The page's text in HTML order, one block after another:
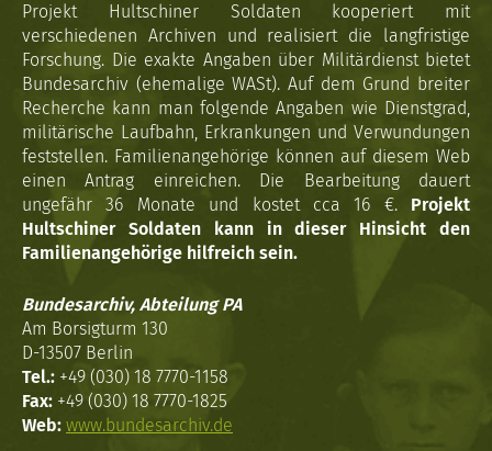
Projekt Hultschiner Soldaten kooperiert mit
verschiedenen Archiven und realisiert die langfristige
Forschung. Die exakte Angaben über Militärdienst bietet
Bundesarchiv (ehemalige WASt). Auf dem Grund breiter
Recherche kann man folgende Angaben wie Dienstgrad,
militärische Laufbahn, Erkrankungen und Verwundungen
feststellen. Familienangehörige können auf diesem Web
einen Antrag einreichen. Die Bearbeitung dauert
ungefähr 36 Monate und kostet cca 16 €. Projekt
Hultschiner Soldaten kann in dieser Hinsicht den
Familienangehörige hilfreich sein.
Bundesarchiv, Abteilung PA
Am Borsigturm 130
D-13507 Berlin
Tel.: +49 (030) 18 7770-1158
Fax: +49 (030) 18 7770-1825
Web: www.bundesarchiv.de